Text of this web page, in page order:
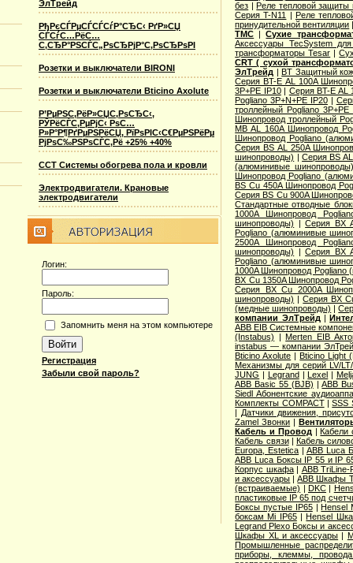
ЭлТрейд
РђРєСЃРµСЃСЃСѓР°СЂС‹ РґР»СЏ
СЃСѓС…РёС…
С‚СЂР°РЅСЃС„РѕСЂРјР°С‚РѕСЂРѕРІ
Розетки и выключатели BIRONI
Розетки и выключатели Bticino Axolute
Р’РµРЅС‚РёР»СЏС‚РѕСЂС‹,
РЎРёСЃС‚РµРјС‹ РѕС…
Р»Р°Р¶РґРµРЅРёСЏ, РїРѕРІС‹С€РµРЅРёРµ
РјРѕС‰РЅРѕСЃС‚Рё +25% +40%
ССТ Системы обогрева пола и кровли
Электродвигатели. Крановые
электродвигатели
Логин:
Пароль:
Запомнить меня на этом компьютере
Регистрация
Забыли свой пароль?
без |Реле тепловой защиты
Серия T-N11
| Реле
принудительной вентиляции
TMC |Сухие
Аксессуары TecSystem
трансформаторы Tesar |
CRT ( сухой
ЭлТрейд |BT Защитный
Серия BT-E AL 100A
3P+PE IP10| Серия BT-E AL
Pogliano 3P+N+PE IP20|
троллейный Pogliano 3P+PE
Шинопровод троллейный
MB AL 160A Шинопровод
Шинопровод Pogliano
Серия ВS AL 250A
шинопроводы) |Серия ВS
(алюминивые
Шинопровод Pogliano
ВS Cu 450A Шинопровод
Серия ВS Cu 900A
Стандартные отводные
1000A Шинопровод
шинопроводы)
|Серия ВХ
Pogliano (алюминивые
2500A Шинопровод
шинопроводы)
|Серия ВХ
Pogliano (алюминивые
1000A Шинопровод
ВХ Cu 1350A Шинопровод
Серия ВХ Cu 2000A
шинопроводы) |Серия ВХ
(медные шинопроводы) |
компании ЭлТрейд |
ABB EIB Системные
(Instabus)
|Merten EIB
instabus — компании
Bticino Axolute |Bticino Light
Механизмы для серий LV/
JUNG | Legrand|Lexel |
АВВ Basic 55 (BJB) |АВВ
Siedl Абонентские
Комплекты COMPACT|SSS
| Датчики движения,
Zamel Звонки |
Кабель и Провод |Кабели
Кабель связи|Кабель
Europa, Estetica | ABB Luca
ABB Luca Боксы IP 55 и IP
Корпус шкафа| ABB
и аксессуары |ABB Шкафы
(встраиваемые) | DKC|
пластиковые IP 65 под
Боксы пустые IP65|Hensel
боксам Mi IP65|Hensel
Legrand Plexo Боксы и
Шкафы XL и аксессуары |
Промышленные
приборы, клеммы,